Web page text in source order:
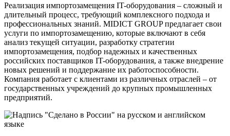
Реализация импортозамещения IT-оборудования – сложный и
длительный процесс, требующий комплексного подхода и
профессиональных знаний. MIDICT GROUP предлагает свои
услуги по импортозамещению, которые включают в себя
анализ текущей ситуации, разработку стратегии
импортозамещения, подбор надежных и качественных
российских поставщиков IT-оборудования, а также внедрение
новых решений и поддержание их работоспособности.
Компания работает с клиентами из различных отраслей – от
государственных учреждений до крупных промышленных
предприятий.